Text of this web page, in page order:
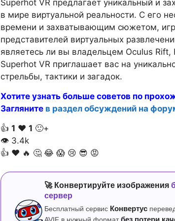
Superhot VR предлагает уникальный и
в мире виртуальной реальности. С его
времени и захватывающим сюжетом,
представителей виртуальных
являетесь ли вы владельцем Oculus Rift,
Superhot VR приглашает вас на
стрельбы, тактики и загадок.
Хотите узнать больше советов по
Загляните в раздел обсуждений на
👍 1 ❤️ 1 🙂+
👁 3.4k
👍 ❤️ 🔥 🤔 😂 😱 😢 😎 😡
🚀 Конвертируйте изображения
сервер
Бесплатный сервис Конвертус
AVIF в нужный формат без потери